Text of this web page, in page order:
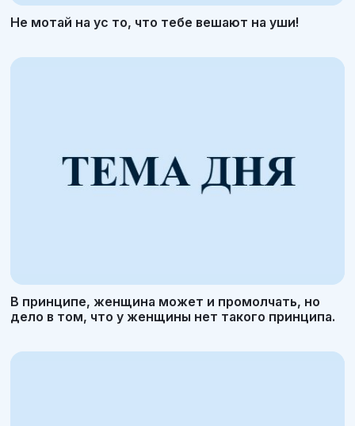
Не мотай на ус то, что тебе вешают на уши!
В принципе, женщина может и промолчать, но
дело в том, что у женщины нет такого принципа.